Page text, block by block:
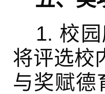
1. 校
将评选校
与奖赋德